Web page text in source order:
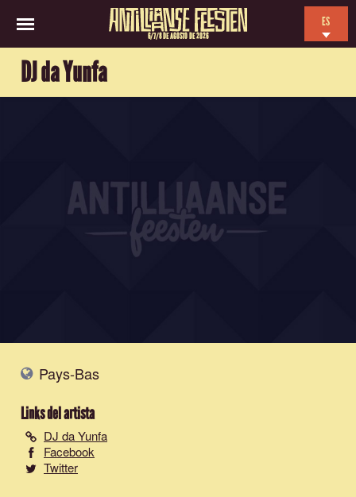
6/7/8 DE AGOSTO DE 2026
ES
DJ da Yunfa
Pays-Bas
Links del artista
DJ da Yunfa
Facebook
Twitter